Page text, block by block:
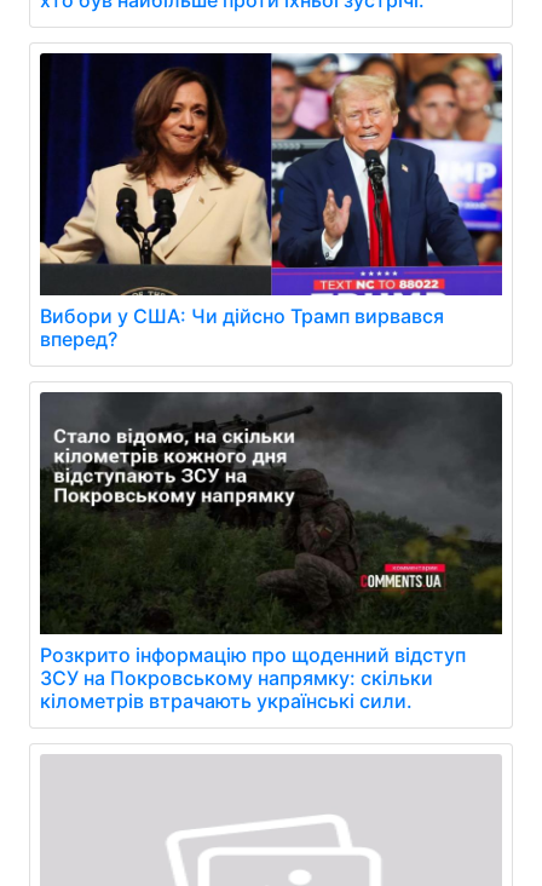
Вибори у США: Чи дійсно Трамп вирвався
вперед?
Розкрито інформацію про щоденний відступ
ЗСУ на Покровському напрямку: скільки
кілометрів втрачають українські сили.